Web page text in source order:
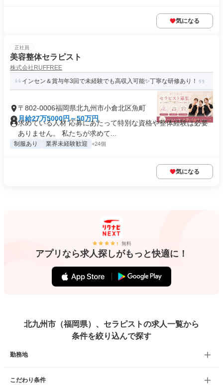
気になる
正社員
美容整体セラピスト
株式会社RUFFREE
インセン＆賞与年3回で未経験でも高収入可能✨丁寧な研修あり！
〒802-0006福岡県北九州市小倉北区魚町
月給27万5000円～50万円
求めている人材 応募にあたって特別な資格や整体経験は必要
ありません。 私たちが求めて...
制服あり 業界未経験歓迎 +24個
気になる
無料
アプリなら求人探しがもっと快適に！
北九州市（福岡県）、セラピストの求人一覧から
条件を絞り込んで探す
勤務地
こだわり条件